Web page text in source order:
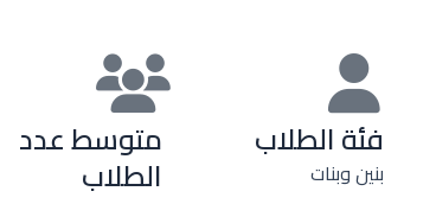
فئة الطلاب
بنين وبنات
متوسط عدد
الطلاب